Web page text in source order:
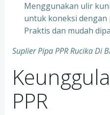
Menggunakan ulir
untuk koneksi
Praktis dan mudah
Suplier Pipa PPR Rucika
PPR